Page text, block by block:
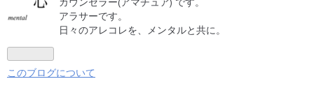
ログ
Pro
アラサーです。
日々のアレコレを、メンタルと共に。
このブログについて